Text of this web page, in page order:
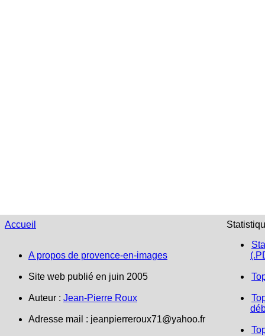
Accueil
A propos de provence-en-images
Site web publié en juin 2005
Auteur : Jean-Pierre Roux
Adresse mail : jeanpierreroux71@yahoo.fr